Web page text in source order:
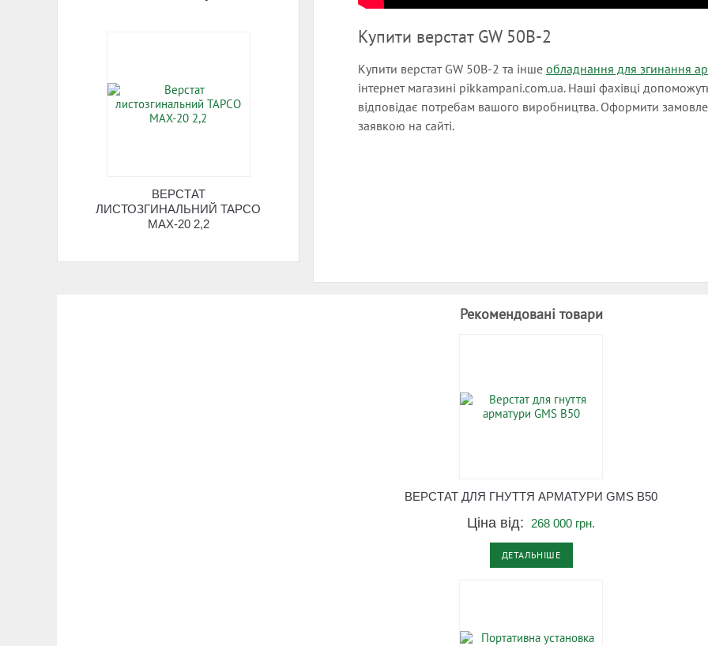
ВЕРСТАТ
ЛИСТОЗГИНАЛЬНИЙ TAPCO
MAX-20 2,2
Купити верстат GW 50B-2
Купити верстат GW 50B-2 та інше обладнання для згинання
інтернет магазині pikkampani.com.ua. Наші фахівці
відповідає потребам вашого виробництва. Оформити
заявкою на сайті.
Рекомендовані товари
ВЕРСТАТ ДЛЯ ГНУТТЯ АРМАТУРИ GMS B50
Ціна від: 268 000 грн.
ДЕТАЛЬНІШЕ